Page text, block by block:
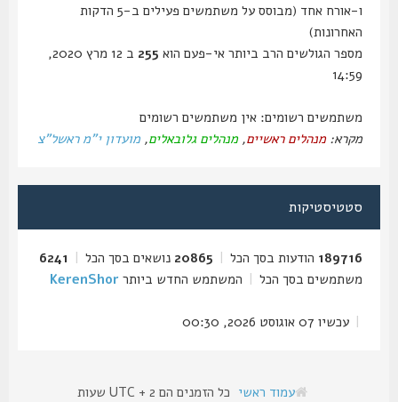
ו-אורח אחד (מבוסס על משתמשים פעילים ב-5 הדקות
האחרונות)
מספר הגולשים הרב ביותר אי-פעם הוא255
ב 12 מרץ 2020,
14:59
משתמשים רשומים: אין משתמשים רשומים
מקרא:מנהלים ראשיים,מנהלים גלובאלים,מועדון י"מ ראשל"צ
סטטיסטיקות
189716הודעות בסך הכל |
20865נושאים בסך הכל |
6241
משתמשים בסך הכל |המשתמש החדש ביותרKerenShor
עכשיו 07 אוגוסט 2026, 00:30
עמוד ראשי כל הזמנים הם UTC + 2 שעות